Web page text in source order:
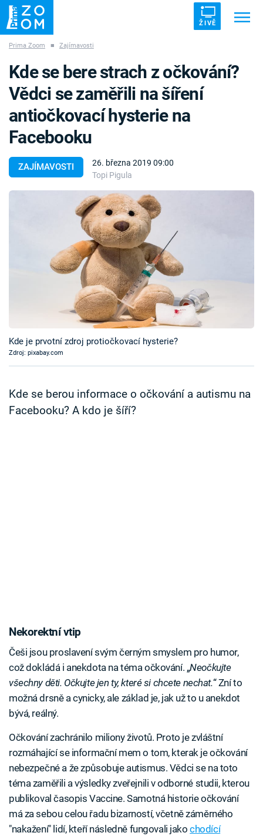
ŽIVĚ
ZÁHADY VETŘELCI DÁVNOVĚKU
Témata
Témata
TV Program
Časopis
Sledujte prima+
Přihlášení
Prima Zoom ■ Zajímavosti
ZAJÍMAVOSTI
26. března 2019 09:00
Topi Pigula
Kde se bere strach z očkování?
Vědci se zaměřili na šíření
antiočkovací hysterie na
Facebooku
Kde je prvotní zdroj protiočkovací hysterie?
Zdroj: pixabay.com
Kde se berou informace o očkování a autismu na
Facebooku? A kdo je šíří?
Nekorektní vtip
Češi jsou proslavení svým černým smyslem pro humor,
což dokládá i anekdota na téma očkování. „Neočkujte
všechny děti. Očkujte jen ty, které si chcete nechat.“ Zní to
možná drsně a cynicky, ale základ je, jak už to u anekdot
bývá, reálný.
Očkování zachránilo miliony životů. Proto je zvláštní
rozmáhající se informační mem o tom, kterak je očkování
nebezpečné a že způsobuje autismus. Vědci se na toto
téma zaměřili a výsledky zveřejnili v odborné studii, kterou
publikoval časopis Vaccine. Samotná historie očkování
má za sebou celou řadu bizarností, včetně záměrného
"nakažení" lidí, kteří následně fungovali jakochodící